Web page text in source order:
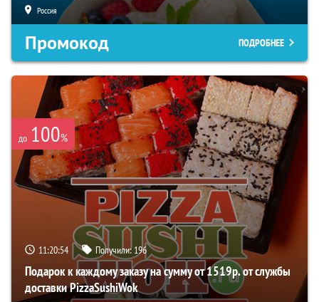
Россия
Промокод ПОДРОБНЕЕ
до 100%
11:20:53 Получили:196
Подарок к каждому заказу на сумму от 1519р. от службы
доставки PizzaSushiWok